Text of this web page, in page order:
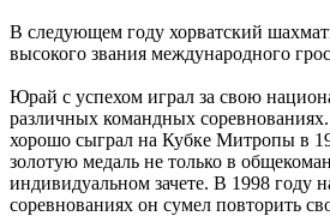
В следующем году хорватский
высокого звания международного
Юрай с успехом играл за свою
различных командных
хорошо сыграл на Кубке Митропы в
золотую медаль не только в
индивидуальном зачете. В 1998 году
соревнованиях он сумел повторить